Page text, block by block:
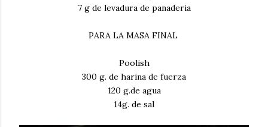
7 g de levadura de panaderia
PARA LA MASA FINAL
Poolish
300 g. de harina de fuerza
120 g.de agua
14g. de sal